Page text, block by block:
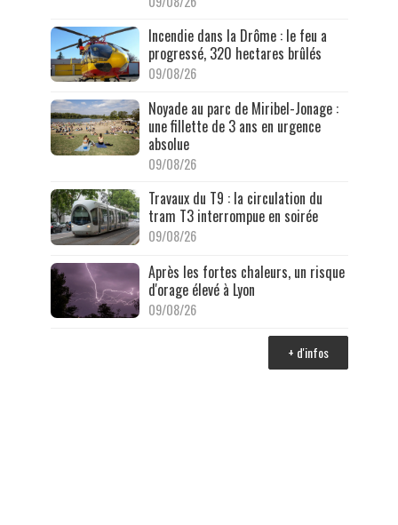
Incendie dans la Drôme : le feu a
progressé, 320 hectares brûlés
09/08/26
Noyade au parc de Miribel-Jonage :
une fillette de 3 ans en urgence
absolue
09/08/26
Travaux du T9 : la circulation du
tram T3 interrompue en soirée
09/08/26
Après les fortes chaleurs, un risque
d'orage élevé à Lyon
09/08/26
+ d'infos